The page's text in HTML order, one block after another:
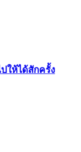
ให้ได้สักครั้ง